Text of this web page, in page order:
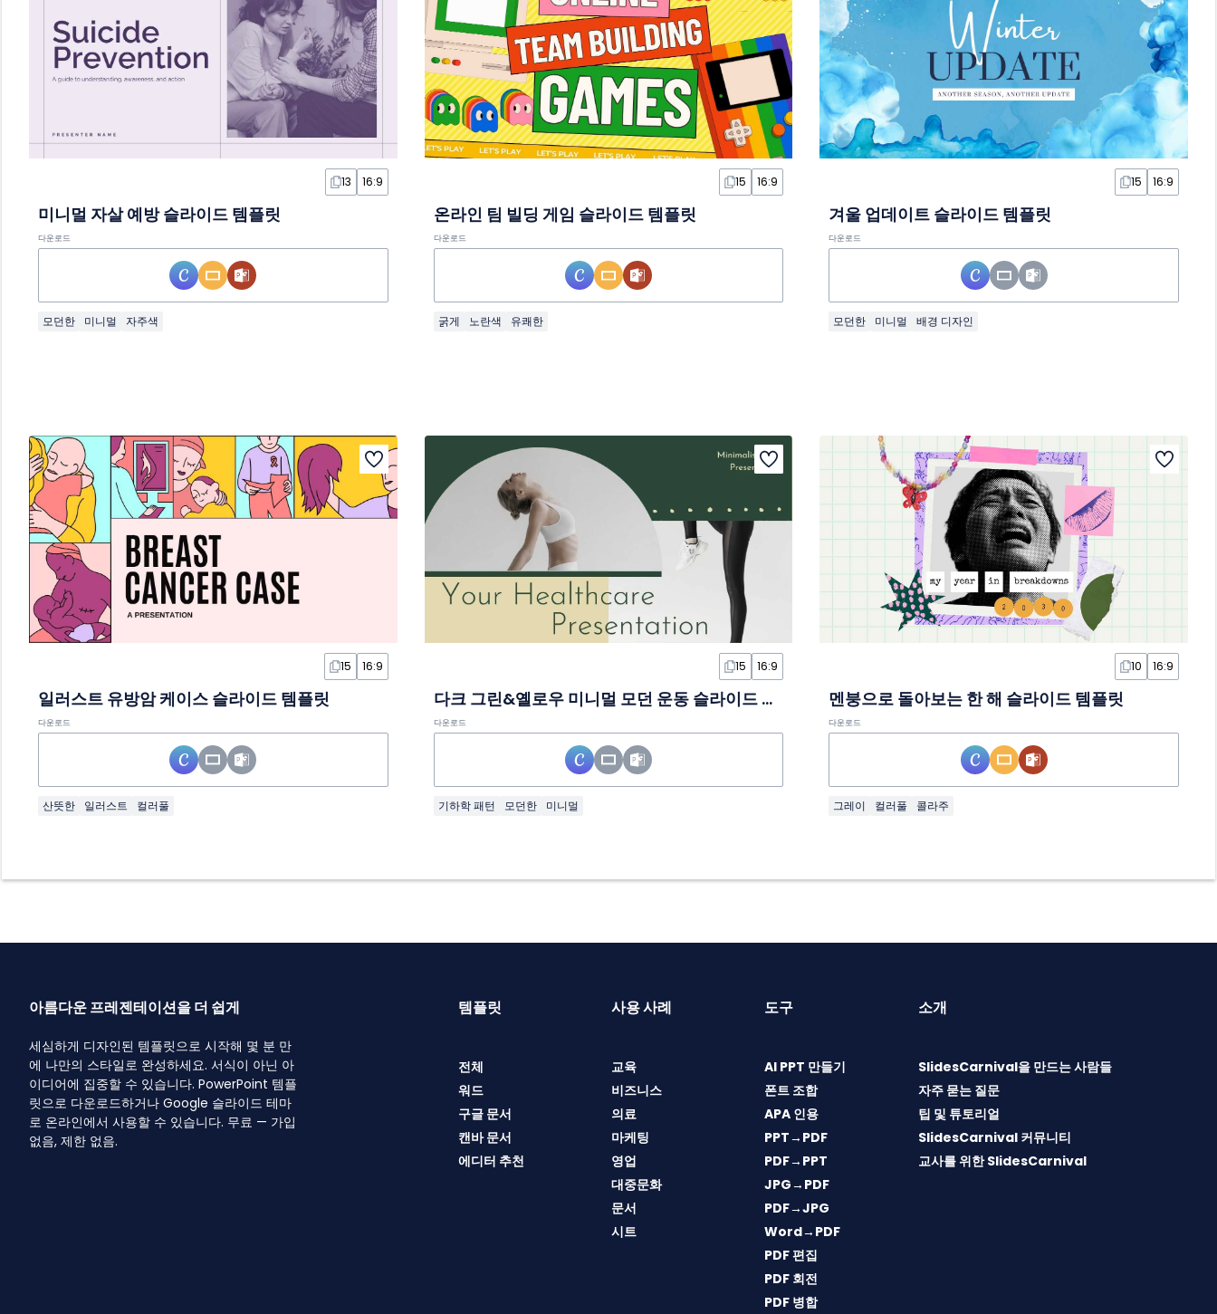
13 16:9
미니멀 자살 예방 슬라이드 템플릿
다운로드
모던한 미니멀 자주색
15 16:9
온라인 팀 빌딩 게임 슬라이드 템플릿
다운로드
굵게 노란색 유쾌한
15 16:9
겨울 업데이트 슬라이드 템플릿
다운로드
모던한 미니멀 배경 디자인
15 16:9
일러스트 유방암 케이스 슬라이드 템플릿
다운로드
산뜻한 일러스트 컬러풀
15 16:9
다크 그린&옐로우 미니멀 모던 운동 슬라이드 템플릿
다운로드
기하학 패턴 모던한 미니멀
10 16:9
멘붕으로 돌아보는 한 해 슬라이드 템플릿
다운로드
그레이 컬러풀 콜라주
아름다운 프레젠테이션을 더 쉽게
세심하게 디자인된 템플릿으로 시작해 몇 분 만
에 나만의 스타일로 완성하세요. 서식이 아닌 아
이디어에 집중할 수 있습니다. PowerPoint 템플
릿으로 다운로드하거나 Google 슬라이드 테마
로 온라인에서 사용할 수 있습니다. 무료 — 가입
없음, 제한 없음.
템플릿
전체
워드
구글 문서
캔바 문서
에디터 추천
사용 사례
교육
비즈니스
의료
마케팅
영업
대중문화
문서
시트
도구
AI PPT 만들기
폰트 조합
APA 인용
PPT→PDF
PDF→PPT
JPG→PDF
PDF→JPG
Word→PDF
PDF 편집
PDF 회전
PDF 병합
소개
SlidesCarnival을 만드는 사람들
자주 묻는 질문
팁 및 튜토리얼
SlidesCarnival 커뮤니티
교사를 위한 SlidesCarnival